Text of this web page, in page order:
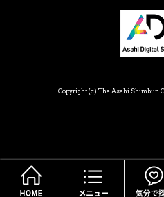
Copyright(c) The Asahi Shimbun